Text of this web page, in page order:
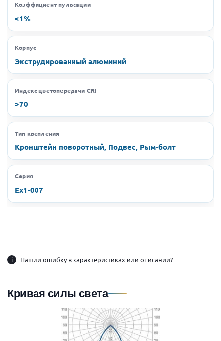
Коэффициент пульсации
<1%
Корпус
Экструдированный алюминий
Индекс цветопередачи CRI
>70
Тип крепления
Кронштейн поворотный, Подвес, Рым-болт
Серия
Ex1-007
i Нашли ошибку в характеристиках или описании?
Кривая силы света